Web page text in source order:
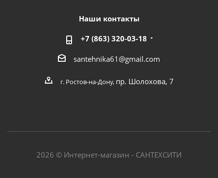
Наши контакты
+7 (863) 320-03-18
santehnika61@gmail.com
г. Ростов-на-Дону, пр. Шолохова, 7
2026 © Интернет-магазин - САНТЕХСИТИ